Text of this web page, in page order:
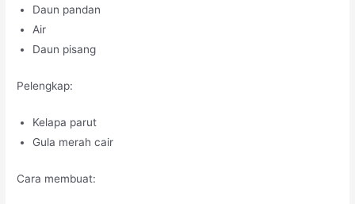
Daun pandan
Air
Daun pisang
Pelengkap:
Kelapa parut
Gula merah cair
Cara membuat: